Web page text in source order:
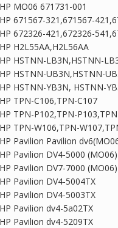
MO06 671731-001
671567-321,671567-
672326-421,672326-
H2L55AA,H2L56AA
HSTNN-LB3N,HSTNN-
HSTNN-UB3N,HSTNN-
HSTNN-YB3N, HSTNN-
TPN-C106,TPN-C107
TPN-P102,TPN-
TPN-W106,TPN-
Pavilion Pavilion
Pavilion DV4-5000 (MO06)
Pavilion DV7-7000 (MO06)
Pavilion DV4-5004TX
Pavilion DV4-5003TX
Pavilion dv4-5a02TX
Pavilion dv4-5209TX